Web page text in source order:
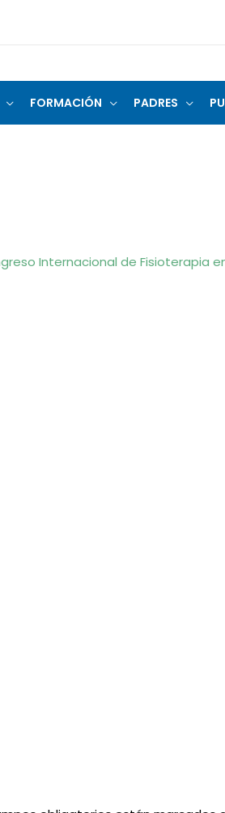
FORMACIÓN PADRES
Internacional de Fisioterapia